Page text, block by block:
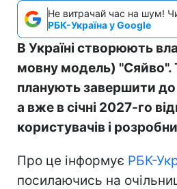
Не витрачай час на шум!
РБК-Україна у Google
В Україні створюють
мовну модель) "Сяйво".
планують завершити до
а вже в січні 2027-го
користувачів і
Про це інформує РБК-
посилаючись на